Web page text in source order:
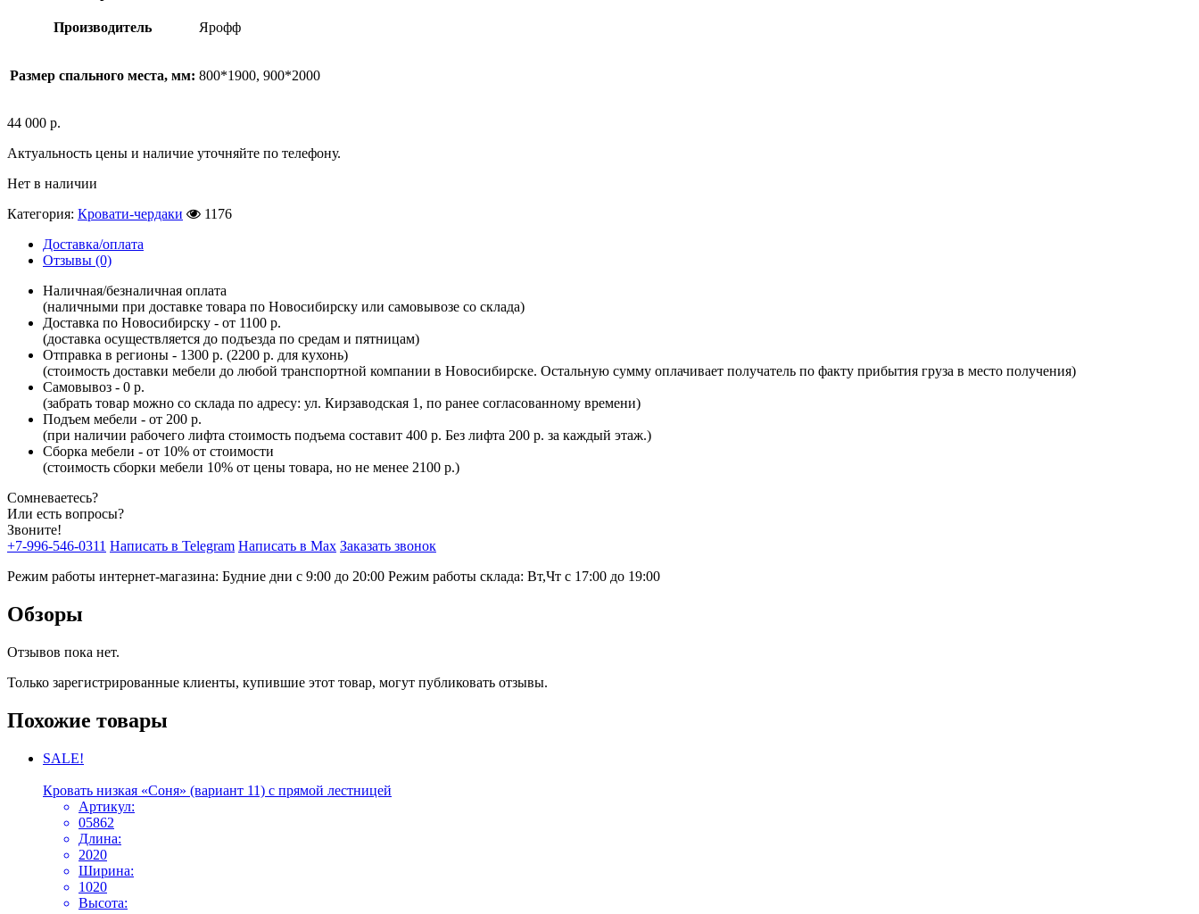
Производитель Ярофф
Размер спального места, мм: 800*1900, 900*2000
44 000 р.
Актуальность цены и наличие уточняйте по телефону.
Нет в наличии
Категория: Кровати-чердаки
1176
Доставка/оплата
Отзывы (0)
Наличная/безналичная оплата
(наличными при доставке товара по Новосибирску или самовывозе со склада)
Доставка по Новосибирску - от 1100 р.
(доставка осуществляется до подъезда по средам и пятницам)
Отправка в регионы - 1300 р. (2200 р. для кухонь)
(стоимость доставки мебели до любой транспортной компании в Новосибирске. Остальную сумму оплачивает получатель по факту прибытия груза в место получения)
Самовывоз - 0 р.
(забрать товар можно со склада по адресу: ул. Кирзаводская 1, по ранее согласованному времени)
Подъем мебели - от 200 р.
(при наличии рабочего лифта стоимость подъема составит 400 р. Без лифта 200 р. за каждый этаж.)
Сборка мебели - от 10% от стоимости
(стоимость сборки мебели 10% от цены товара, но не менее 2100 р.)
Сомневаетесь?
Или есть вопросы?
Звоните!
+7-996-546-0311 Написать в Telegram Написать в Max Заказать звонок
Режим работы интернет-магазина: Будние дни с 9:00 до 20:00 Режим работы склада: Вт,Чт с 17:00 до 19:00
Обзоры
Отзывов пока нет.
Только зарегистрированные клиенты, купившие этот товар, могут публиковать отзывы.
Похожие товары
SALE!
Кровать низкая «Соня» (вариант 11) с прямой лестницей
Артикул:
05862
Длина:
2020
Ширина:
1020
Высота: